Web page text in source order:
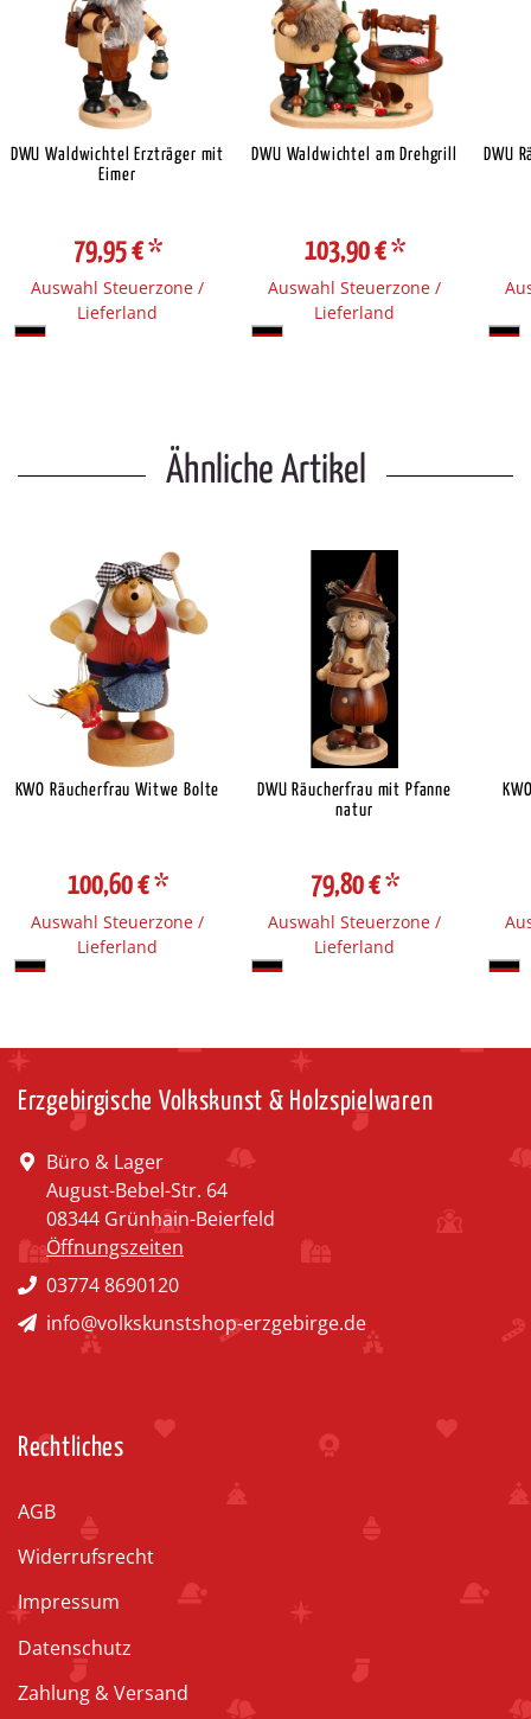
DWU Waldwichtel Erzträger mit
Eimer
79,95 €*
Auswahl Steuerzone /
Lieferland
DWU Waldwichtel am Drehgrill
103,90 €*
Auswahl Steuerzone /
Lieferland
DWU
Ähnliche Artikel
KWO Räucherfrau Witwe Bolte
100,60 €*
Auswahl Steuerzone /
Lieferland
DWU Räucherfrau mit Pfanne
natur
79,80 €*
Auswahl Steuerzone /
Lieferland
Erzgebirgische Volkskunst & Holzspielwaren
Büro & Lager
August-Bebel-Str. 64
08344 Grünhain-Beierfeld
Öffnungszeiten
03774 8690120
info@volkskunstshop-erzgebirge.de
Rechtliches
AGB
Widerrufsrecht
Impressum
Datenschutz
Zahlung & Versand